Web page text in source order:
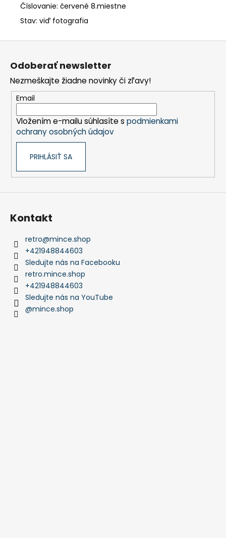
Číslovanie: červené 8.miestne
Stav: viď fotografia
Z
Odoberať newsletter
Nezmeškajte žiadne novinky či zľavy!
Email
Vložením e-mailu súhlasíte s podmienkami
ochrany osobných údajov
PRIHLÁSIŤ SA
Kontakt
retro@mince.shop
+421948844603
Sledujte nás na Facebooku
retro.mince.shop
+421948844603
Sledujte nás na YouTube
@mince.shop